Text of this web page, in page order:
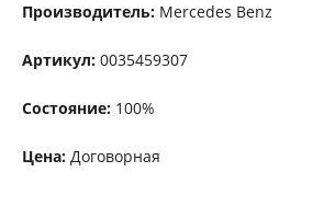
Производитель: Mercedes Benz
Артикул: 0035459307
Состояние: 100%
Цена: Договорная